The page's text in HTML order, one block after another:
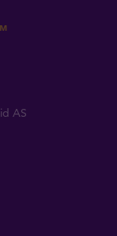
AS